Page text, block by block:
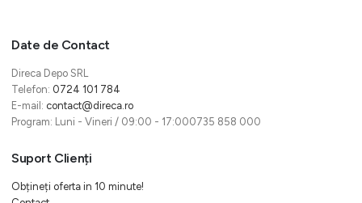
Date de Contact
Direca Depo SRL
Telefon: 0724 101 784
E-mail: contact@direca.ro
Program: Luni - Vineri / 09:00 - 17:000735 858 000
Suport Clienți
Obțineți oferta in 10 minute!